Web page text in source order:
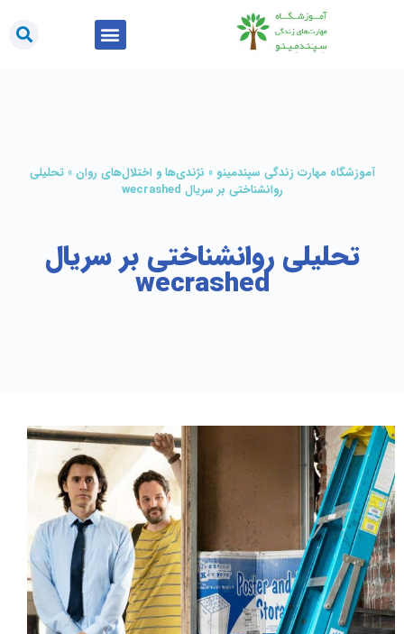
آموزشگاه مهارت زندگی سپندمینو » نژندی‌ها و اختلال‌های روان »تحلیلی
روانشناختی بر سریال wecrashed
تحلیلی روانشناختی بر سریال
wecrashed